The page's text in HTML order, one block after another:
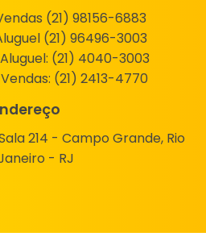
(21) 98156-6883
(21) 96496-3003
(21) 4040-3003
(21) 2413-4770
214 - Campo Grande, Rio
- RJ